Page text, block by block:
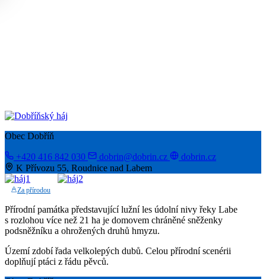
Obec Dobříň
+420 416 842 030 dobrin@dobrin.cz
dobrin.cz
K Přívozu 55, Roudnice nad Labem
Za přírodou
Přírodní památka představující lužní les údolní nivy řeky Labe
s rozlohou více než 21 ha je domovem chráněné sněženky
podsněžníku a ohrožených druhů hmyzu.
Území zdobí řada velkolepých dubů. Celou přírodní scenérii
doplňují ptáci z řádu pěvců.